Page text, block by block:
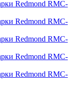
Redmond RMC-
Redmond RMC-
Redmond RMC-
Redmond RMC-
Redmond RMC-